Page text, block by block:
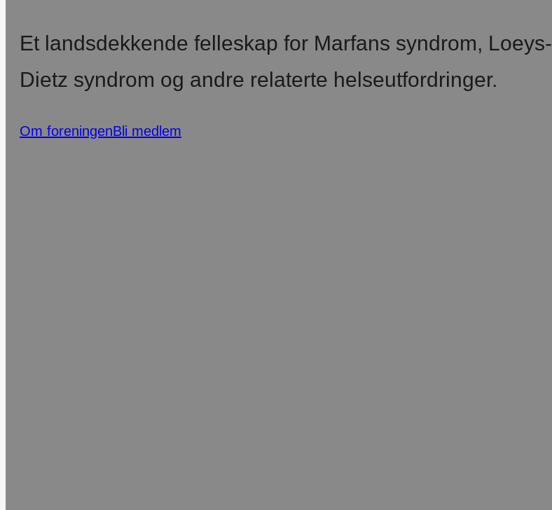
Et landsdekkende felleskap for Marfans syndrom, Loeys-
Dietz syndrom og andre relaterte helseutfordringer.
Om foreningenBli medlem